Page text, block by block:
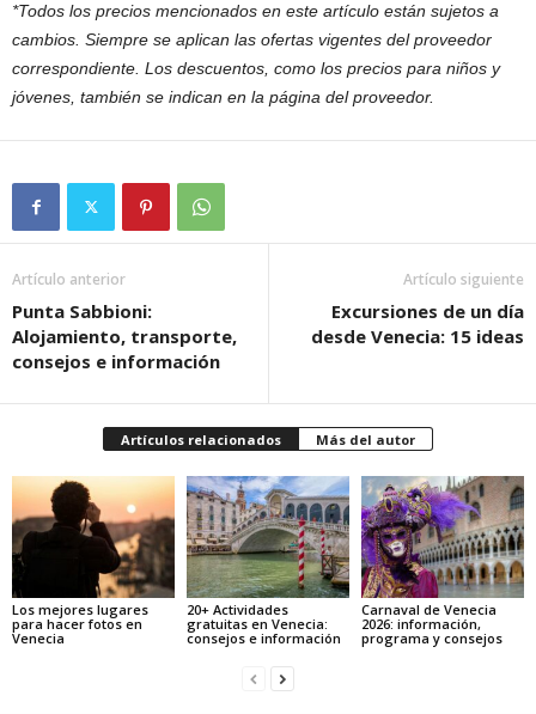
*Todos los precios mencionados en este artículo están sujetos a
cambios. Siempre se aplican las ofertas vigentes del proveedor
correspondiente. Los descuentos, como los precios para niños y
jóvenes, también se indican en la página del proveedor.
Artículo anterior
Punta Sabbioni:
Alojamiento, transporte,
consejos e información
Artículo siguiente
Excursiones de un día
desde Venecia: 15 ideas
Artículos relacionados Más del autor
Los mejores lugares
para hacer fotos en
Venecia
20+ Actividades
gratuitas en Venecia:
consejos e información
Carnaval de Venecia
2026: información,
programa y consejos